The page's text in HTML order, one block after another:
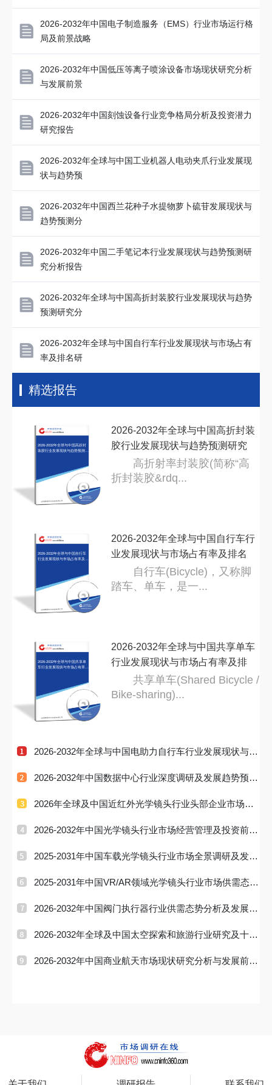
2026-2032年中国电子制造服务（EMS）行业市场运行格
局及前景战略
2026-2032年中国低压等离子喷涂设备市场现状研究分析
与发展前景
2026-2032年中国刻蚀设备行业竞争格局分析及投资潜力
研究报告
2026-2032年全球与中国工业机器人电动夹爪行业发展现
状与趋势预
2026-2032年中国西兰花种子水提物萝卜硫苷发展现状与
趋势预测分
2026-2032年中国二手笔记本行业发展现状与趋势预测研
究分析报告
2026-2032年全球与中国高折封装胶行业发展现状与趋势
预测研究分
2026-2032年全球与中国自行车行业发展现状与市场占有
率及排名研
精选报告
2026-2032年全球与中国高折封
装胶行业发展现状与趋势预测研
2026-2032年全球与中国高折封装
胶行业发展现状与趋势预测研究
高折射率封装胶(简称“高
折封装胶&rdq...
2026-2032年全球与中国自行车
行业发展现状与市场占有率及排
2026-2032年全球与中国自行车行
业发展现状与市场占有率及排名
自行车(Bicycle)，又称脚
踏车、单车，是一...
2026-2032年全球与中国共享单
车行业发展现状与市场占有率及
2026-2032年全球与中国共享单车
行业发展现状与市场占有率及排
共享单车(Shared Bicycle /
Bike-sharing)...
2026-2032年全球与中国电助力自行车行业发展现状与市
2026-2032年中国数据中心行业深度调研及发展趋势预测
2026年全球及中国近红外光学镜头行业头部企业市场占
2026-2032年中国光学镜头行业市场经营管理及投资前景
2025-2031年中国车载光学镜头行业市场全景调研及发展
2025-2031年中国VR/AR领域光学镜头行业市场供需态势
2026-2032年中国阀门执行器行业供需态势分析及发展趋
2026-2032年全球及中国太空探索和旅游行业研究及十五
2026-2032年中国商业航天市场现状研究分析与发展前景